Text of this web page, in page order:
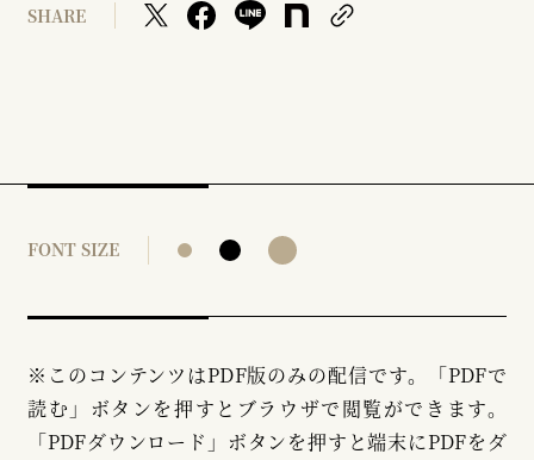
SHARE
FONT SIZE
※このコンテンツはPDF版のみの配信です。「PDFで
読む」ボタンを押すとブラウザで閲覧ができます。
「PDFダウンロード」ボタンを押すと端末にPDFをダ